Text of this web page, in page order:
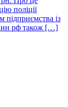
поліції
підприємства із
рф також […]